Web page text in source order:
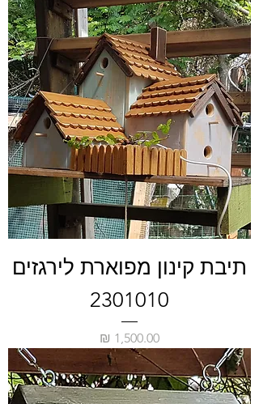
תיבת קינון מפוארת לירגזים
2301010
מחיר